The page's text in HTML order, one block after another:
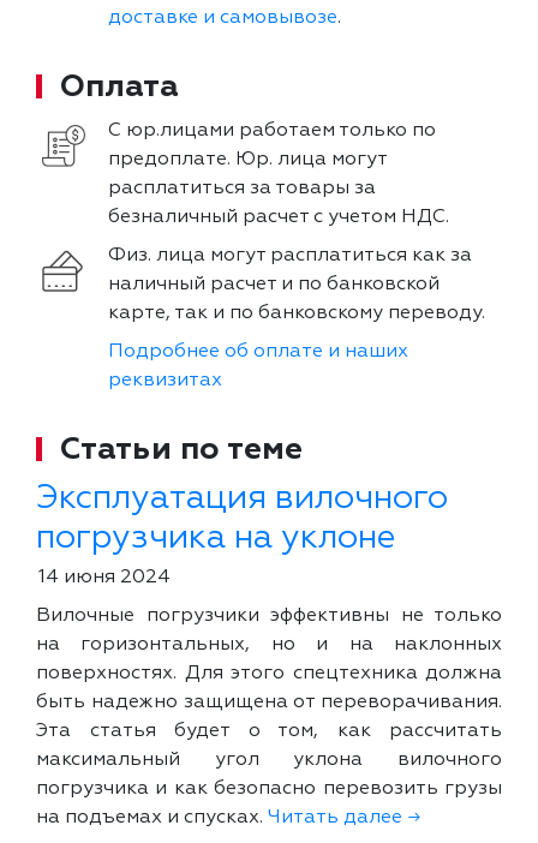
доставке и самовывозе.
Оплата
С юр.лицами работаем только по
предоплате. Юр. лица могут
расплатиться за товары за
безналичный расчет с учетом НДС.
Физ. лица могут расплатиться как за
наличный расчет и по банковской
карте, так и по банковскому переводу.
Подробнее об оплате и наших
реквизитах
Статьи по теме
Эксплуатация вилочного
погрузчика на уклоне
14 июня 2024
Вилочные погрузчики эффективны не только
на горизонтальных, но и на наклонных
поверхностях. Для этого спецтехника должна
быть надежно защищена от переворачивания.
Эта статья будет о том, как рассчитать
максимальный угол уклона вилочного
погрузчика и как безопасно перевозить грузы
на подъемах и спусках. Читать далее →